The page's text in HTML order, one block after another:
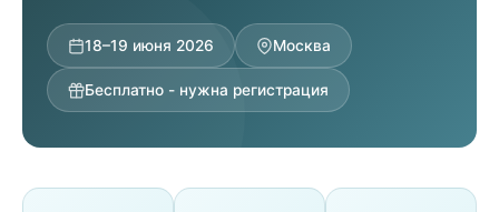
18–19 июня 2026 Москва
Бесплатно - нужна регистрация